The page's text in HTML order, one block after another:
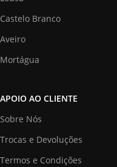
Castelo Branco
Aveiro
Mortágua
APOIO AO CLIENTE
Sobre Nós
Trocas e Devoluções
Termos e Condições